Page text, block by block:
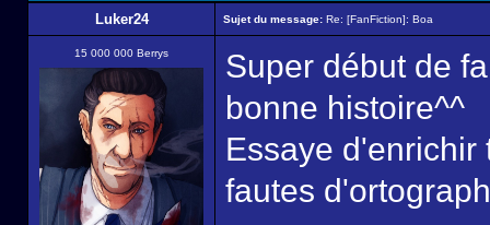
Luker24 Sujet du message: Re: [FanFiction]: Boa
15 000 000 Berrys
Super début de
bonne histoire^^
Essaye
fautes